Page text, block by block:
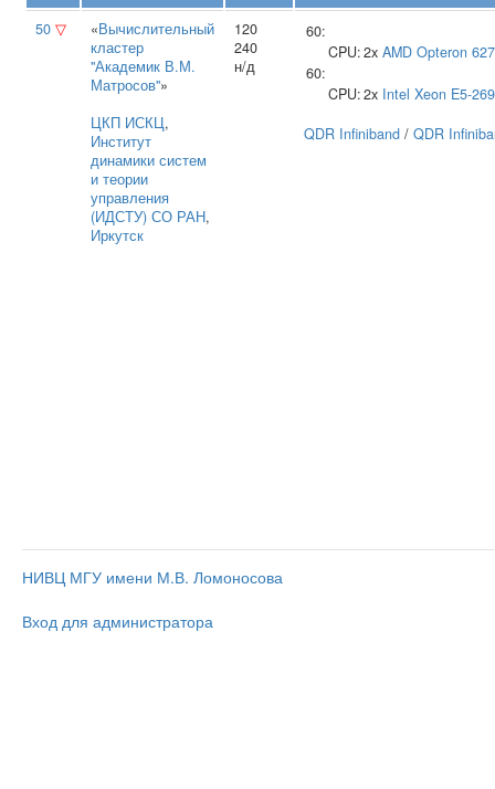
50 ▽ «Вычислительный
кластер
"Академик В.М.
Матросов"»
ЦКП ИСКЦ,
Институт
динамики систем
и теории
управления
(ИДСТУ) СО РАН,
Иркутск
120
240
н/д
60:
CPU:2x AMD Opteron
60:
CPU:2x Intel Xeon E5-
QDR Infiniband / QDR
НИВЦ МГУ имени М.В. Ломоносова
Вход для администратора